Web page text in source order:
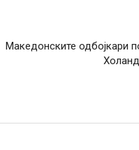
Македонските одбојкари